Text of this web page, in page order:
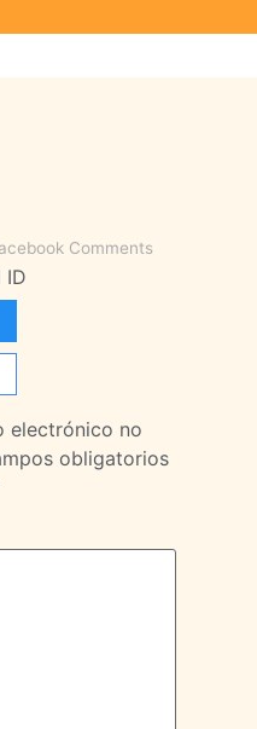
Comments
ID
electrónico no
obligatorios